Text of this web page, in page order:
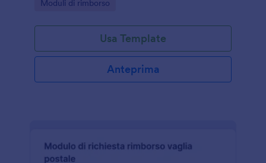
valutazione delle pratiche.
Go to Category:
Moduli di rimborso
Usa Template
Anteprima